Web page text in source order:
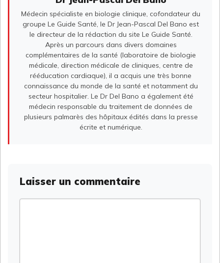
Médecin spécialiste en biologie clinique, cofondateur du
groupe Le Guide Santé, le Dr Jean-Pascal Del Bano est
le directeur de la rédaction du site Le Guide Santé.
Après un parcours dans divers domaines
complémentaires de la santé (laboratoire de biologie
médicale, direction médicale de cliniques, centre de
rééducation cardiaque), il a acquis une très bonne
connaissance du monde de la santé et notamment du
secteur hospitalier. Le Dr Del Bano a également été
médecin responsable du traitement de données de
plusieurs palmarès des hôpitaux édités dans la presse
écrite et numérique.
Laisser un commentaire